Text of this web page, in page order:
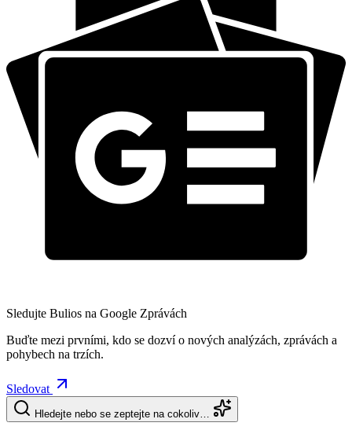
Sledujte Bulios na Google Zprávách
Buďte mezi prvními, kdo se dozví o nových analýzách, zprávách a
pohybech na trzích.
Sledovat
Hledejte nebo se zeptejte na cokoliv…